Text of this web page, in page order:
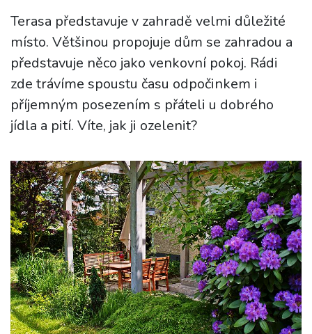
Terasa představuje v zahradě velmi důležité
místo. Většinou propojuje dům se zahradou a
představuje něco jako venkovní pokoj. Rádi
zde trávíme spoustu času odpočinkem i
příjemným posezením s přáteli u dobrého
jídla a pití. Víte, jak ji ozelenit?